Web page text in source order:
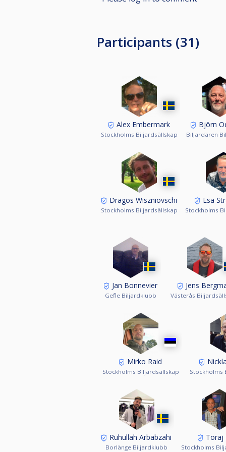
Participants (31)
Alex Embermark
Stockholms Biljardsällskap
Björn
Biljardären
Dragos Wiszniovschi
Stockholms Biljardsällskap
Esa
Stockholms
Jan Bonnevier
Gefle Biljardklubb
Jens
Västerås
Mirko Raid
Stockholms Biljardsällskap Stockholms
Ruhullah Arbabzahi
Borlänge Biljardklubb
Toraj
Stockholms